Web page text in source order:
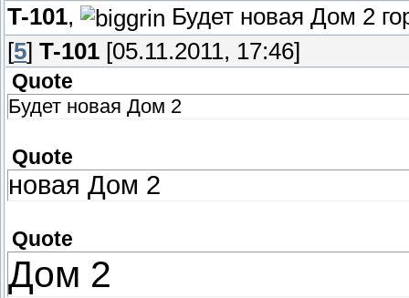
T-101,
Будет новая Дом 2
[5] T-101 [05.11.2011, 17:46]
Quote
Будет новая Дом 2
Quote
новая Дом 2
Quote
Дом 2